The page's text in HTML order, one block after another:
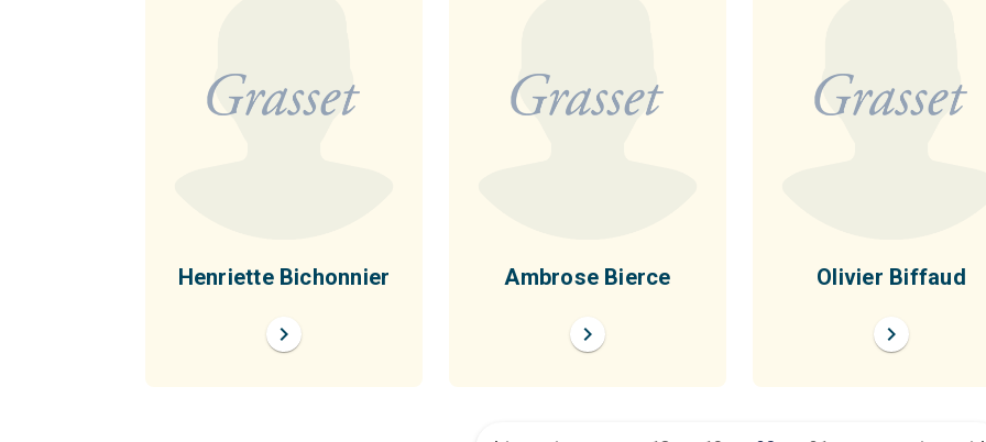
Henriette Bichonnier
chevron_right
Ambrose Bierce
chevron_right
Olivier Biffaud
chevron_right